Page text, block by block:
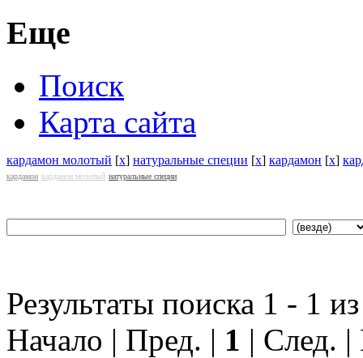
Еще
Поиск
Карта сайта
кардамон молотый [x] натуральные специи [x] кардамон [x]
кардамон кардамон молотый натуральные специи
Результаты поиска 1 - 1
Начало | Пред. | 1 | След.